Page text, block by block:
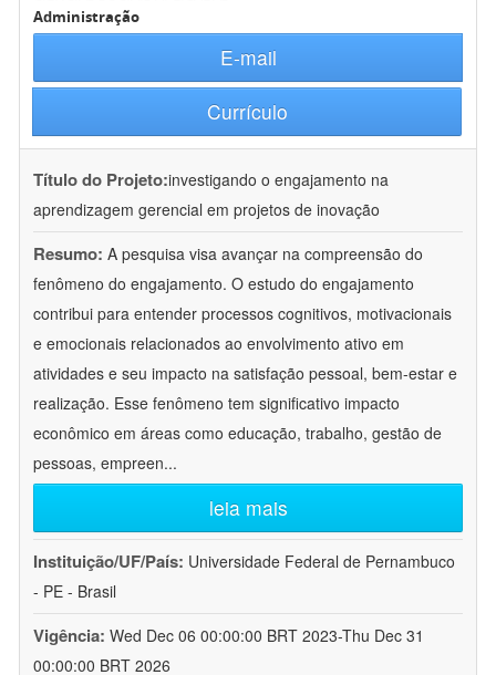
Administração
E-mail
Currículo
Título do Projeto:investigando o engajamento na
aprendizagem gerencial em projetos de inovação
Resumo: A pesquisa visa avançar na compreensão do
fenômeno do engajamento. O estudo do engajamento
contribui para entender processos cognitivos, motivacionais
e emocionais relacionados ao envolvimento ativo em
atividades e seu impacto na satisfação pessoal, bem-estar e
realização. Esse fenômeno tem significativo impacto
econômico em áreas como educação, trabalho, gestão de
pessoas, empreen...
leia mais
Instituição/UF/País: Universidade Federal de Pernambuco
- PE - Brasil
Vigência: Wed Dec 06 00:00:00 BRT 2023-Thu Dec 31
00:00:00 BRT 2026